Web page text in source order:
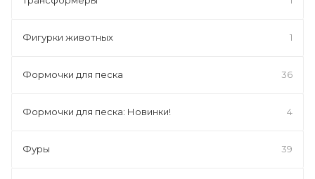
Фигурки животных 1
Формочки для песка 36
Формочки для песка: Новинки! 4
Фуры 39